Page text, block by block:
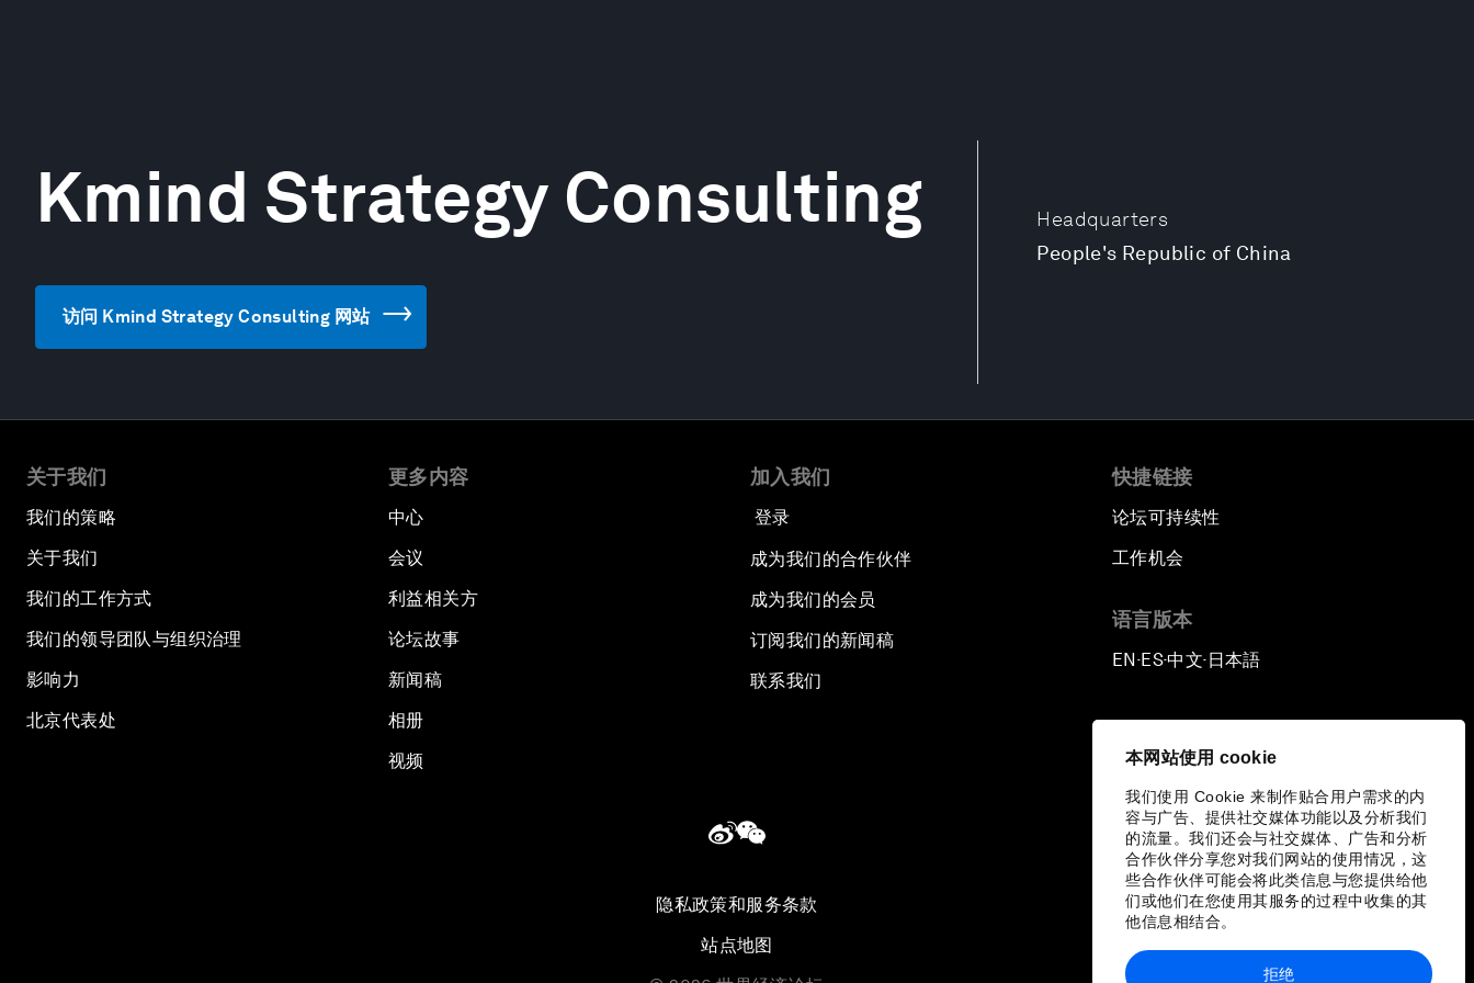
本网站使用 cookie
我们使用 Cookie 来制作贴合用户需求的内
容与广告、提供社交媒体功能以及分析我们
的流量。我们还会与社交媒体、广告和分析
合作伙伴分享您对我们网站的使用情况，这
些合作伙伴可能会将此类信息与您提供给他
们或他们在您使用其服务的过程中收集的其
他信息相结合。
拒绝
Headquarters
People's Republic of China
Kmind Strategy Consulting
访问 Kmind Strategy Consulting 网站
关于我们
我们的策略
关于我们
我们的工作方式
我们的领导团队与组织治理
影响力
北京代表处
更多内容
中心
会议
利益相关方
论坛故事
新闻稿
相册
视频
加入我们
登录
成为我们的合作伙伴
成为我们的会员
订阅我们的新闻稿
联系我们
快捷链接
论坛可持续性
工作机会
语言版本
EN ▪ES▪中文▪ 日本語
隐私政策和服务条款
站点地图